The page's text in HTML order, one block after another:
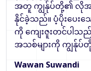
အတူ ကျွန်ုပ်တို့၏ လိုအပ်
နိုင်ခဲ့သည်။ ပံ့ပိုးပေး
ကို ကျေးဇူးတင်ပါသ
အသစ်များကို ကျွန်ုပ်တို့
Wawan Suwandi